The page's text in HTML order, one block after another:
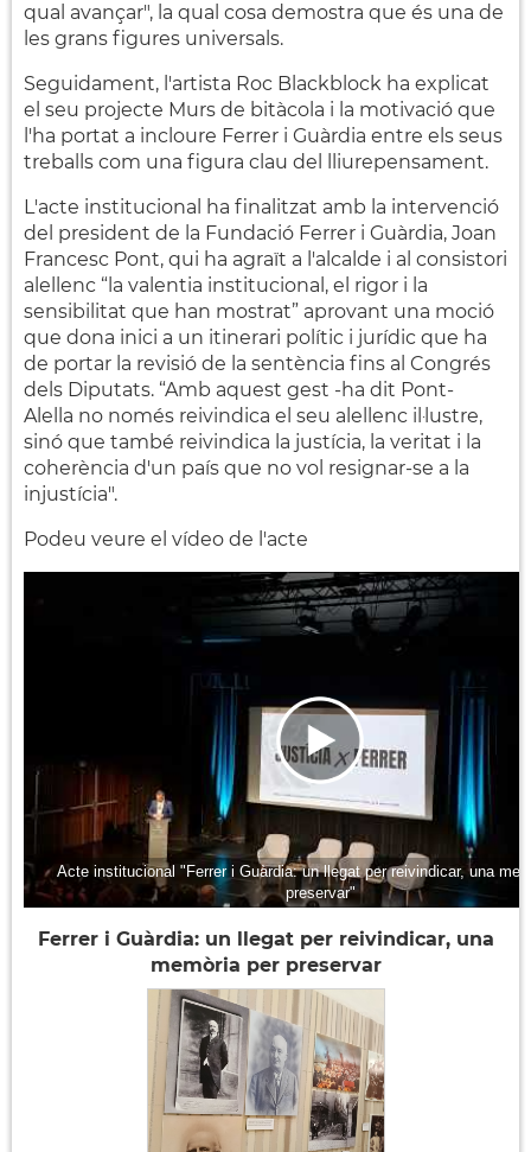
qual avançar", la qual cosa demostra que és una de
les grans figures universals.
Seguidament, l'artista Roc Blackblock ha explicat
el seu projecte Murs de bitàcola i la motivació que
l'ha portat a incloure Ferrer i Guàrdia entre els seus
treballs com una figura clau del lliurepensament.
L'acte institucional ha finalitzat amb la intervenció
del president de la Fundació Ferrer i Guàrdia, Joan
Francesc Pont, qui ha agraït a l'alcalde i al consistori
alellenc “la valentia institucional, el rigor i la
sensibilitat que han mostrat” aprovant una moció
que dona inici a un itinerari polític i jurídic que ha
de portar la revisió de la sentència fins al Congrés
dels Diputats. “Amb aquest gest -ha dit Pont-
Alella no només reivindica el seu alellenc il·lustre,
sinó que també reivindica la justícia, la veritat i la
coherència d'un país que no vol resignar-se a la
injustícia".
Podeu veure el vídeo de l'acte
Acte institucional "Ferrer i Guàrdia: un llegat per reivindicar, una
preservar"
Ferrer i Guàrdia: un llegat per reivindicar, una
memòria per preservar